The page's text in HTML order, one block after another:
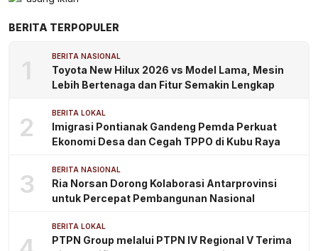
BERITA TERPOPULER
1 BERITA NASIONAL
Toyota New Hilux 2026 vs Model Lama, Mesin
Lebih Bertenaga dan Fitur Semakin Lengkap
2 BERITA LOKAL
Imigrasi Pontianak Gandeng Pemda Perkuat
Ekonomi Desa dan Cegah TPPO di Kubu Raya
3 BERITA NASIONAL
Ria Norsan Dorong Kolaborasi Antarprovinsi
untuk Percepat Pembangunan Nasional
BERITA LOKAL
PTPN Group melalui PTPN IV Regional V Terima